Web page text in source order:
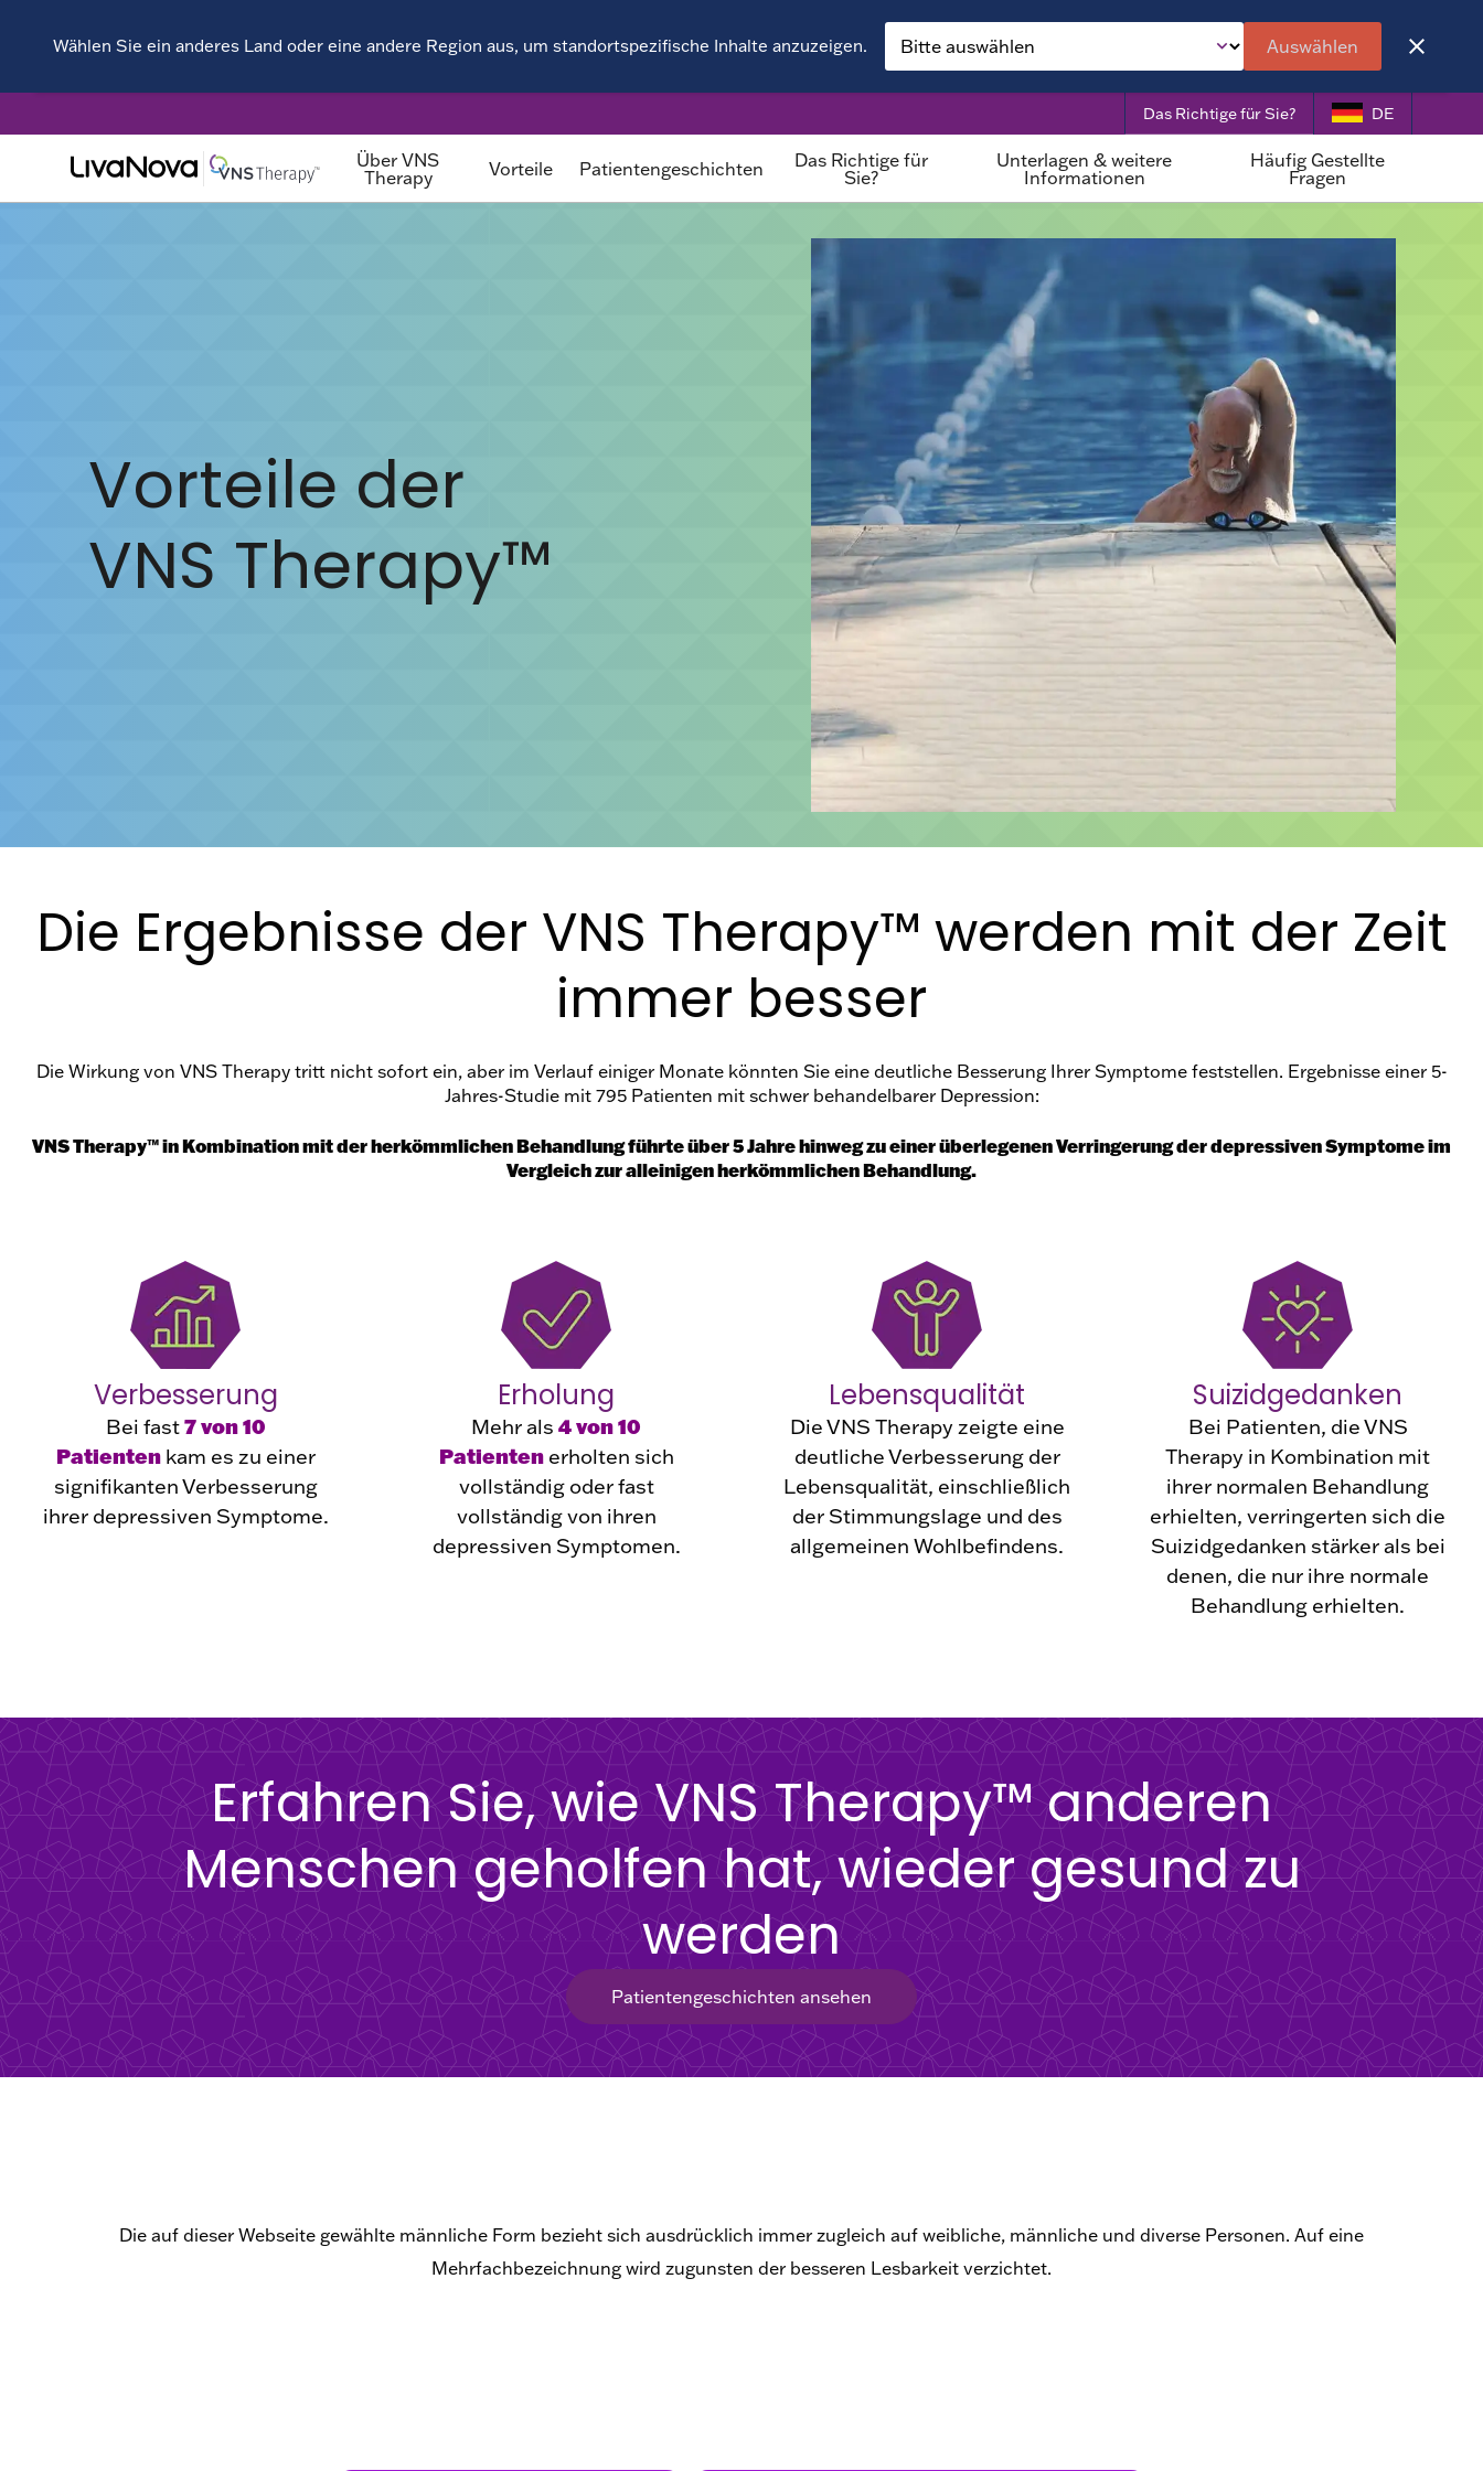
Wählen Sie ein anderes Land oder eine andere Region aus, um standortspezifische Inhalte anzuzeigen. Auswählen
Das Richtige für Sie? DE
Über VNS
Therapy
Vorteile Patientengeschichten
Das Richtige für
Sie?
Unterlagen & weitere
Informationen
Häufig Gestellte
Fragen
Vorteile der
VNS Therapy™
Die Ergebnisse der VNS Therapy™ werden mit der Zeit
immer besser
Die Wirkung von VNS Therapy tritt nicht sofort ein, aber im Verlauf einiger Monate könnten Sie eine deutliche Besserung Ihrer Symptome feststellen. Ergebnisse einer 5-
Jahres-Studie mit 795 Patienten mit schwer behandelbarer Depression:
VNS Therapy™ in Kombination mit der herkömmlichen Behandlung führte über 5 Jahre hinweg zu einer überlegenen Verringerung der depressiven Symptome im
Vergleich zur alleinigen herkömmlichen Behandlung.
Verbesserung
Bei fast7 von 10
Patientenkam es zu einer
signifikanten Verbesserung
ihrer depressiven Symptome.
Erholung
Mehr als 4 von 10
Patientenerholten sich
vollständig oder fast
vollständig von ihren
depressiven Symptomen.
Lebensqualität
Die VNS Therapy zeigte eine
deutliche Verbesserung der
Lebensqualität, einschließlich
der Stimmungslage und des
allgemeinen Wohlbefindens.
Suizidgedanken
Bei Patienten, die VNS
Therapy in Kombination mit
ihrer normalen Behandlung
erhielten, verringerten sich die
Suizidgedanken stärker als bei
denen, die nur ihre normale
Behandlung erhielten.
Erfahren Sie, wie VNS Therapy™ anderen
Menschen geholfen hat, wieder gesund zu
werden
Patientengeschichten ansehen
Die auf dieser Webseite gewählte männliche Form bezieht sich ausdrücklich immer zugleich auf weibliche, männliche und diverse Personen. Auf eine
Mehrfachbezeichnung wird zugunsten der besseren Lesbarkeit verzichtet.